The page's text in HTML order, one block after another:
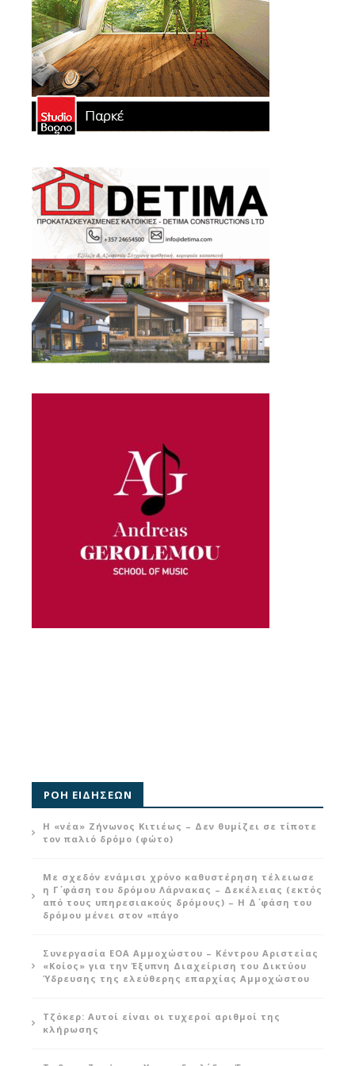
ΡΟΗ ΕΙΔΗΣΕΩΝ
Η «νέα» Ζήνωνος Κιτιέως – Δεν θυμίζει σε τίποτε
τον παλιό δρόμο (φώτο)
Με σχεδόν ενάμισι χρόνο καθυστέρηση τέλειωσε
η Γ΄ φάση του δρόμου Λάρνακας – Δεκέλειας (εκτός
από τους υπηρεσιακούς δρόμους) – Η Δ΄ φάση του
δρόμου μένει στον «πάγο
Συνεργασία ΕΟΑ Αμμοχώστου – Κέντρου Αριστείας
«Κοίος» για την Έξυπνη Διαχείριση του Δικτύου
Ύδρευσης της ελεύθερης επαρχίας Αμμοχώστου
Τζόκερ: Αυτοί είναι οι τυχεροί αριθμοί της
κλήρωσης